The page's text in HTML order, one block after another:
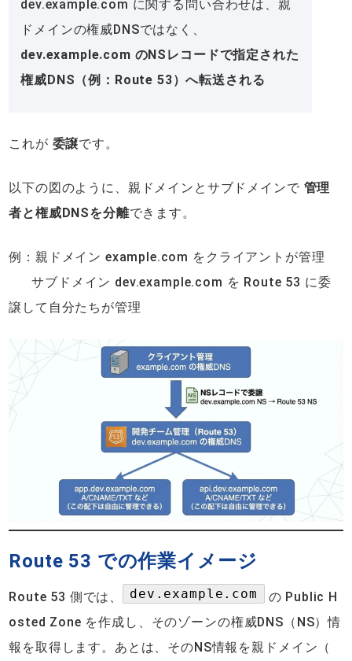
dev.example.com に関する問い合わせは、親
ドメインの権威DNSではなく、
dev.example.com のNSレコードで指定された
権威DNS（例：Route 53）へ転送される
これが 委譲です。
以下の図のように、親ドメインとサブドメインで 管理
者と権威DNSを分離できます。
例：親ドメイン example.com をクライアントが管理
サブドメイン dev.example.com を Route 53 に委
譲して自分たちが管理
Route 53 での作業イメージ
Route 53 側では、 dev.example.com
の Public H
osted Zone を作成し、そのゾーンの権威DNS（NS）情
報を取得します。あとは、そのNS情報を親ドメイン（